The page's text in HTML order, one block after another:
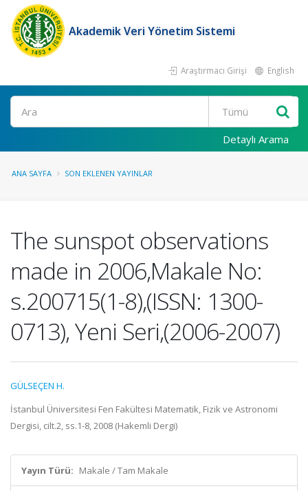
Akademik Veri Yönetim Sistemi
Araştırmacı Girişi English
Ara
Detaylı Arama
ANA SAYFA SON EKLENEN YAYINLAR
The sunspot observations
made in 2006,Makale No:
s.200715(1-8),(ISSN: 1300-
0713), Yeni Seri,(2006-2007)
GÜLSEÇEN H.
İstanbul Üniversitesi Fen Fakültesi Matematik, Fizik ve Astronomi
Dergisi, cilt.2, ss.1-8, 2008 (Hakemli Dergi)
Yayın Türü: Makale / Tam Makale